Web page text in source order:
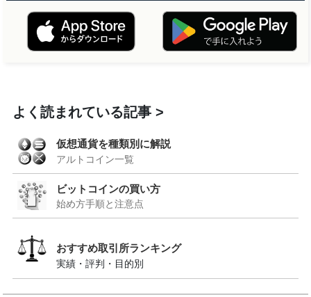
よく読まれている記事
仮想通貨を種類別に解説
アルトコイン一覧
ビットコインの買い方
始め方手順と注意点
おすすめ取引所ランキング
実績・評判・目的別